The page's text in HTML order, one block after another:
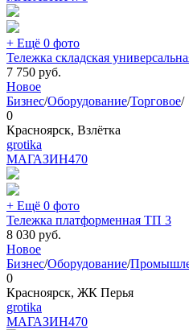
+ Ещё 0 фото
Тележка складская
7 750 руб.
Новое
Бизнес/Оборудование/Торговое/
0
Красноярск, Взлётка
grotika
МАГАЗИН470
+ Ещё 0 фото
Тележка платформенная ТП 3
8 030 руб.
Новое
Бизнес/Оборудование/
0
Красноярск, ЖК Перья
grotika
МАГАЗИН470